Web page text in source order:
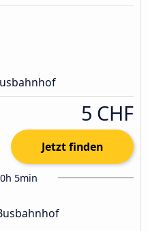
5 CHF
Jetzt finden
5min